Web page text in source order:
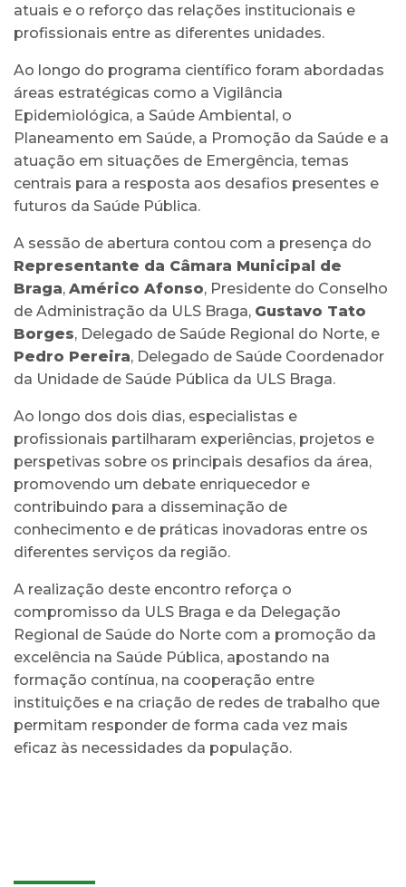
atuais e o reforço das relações institucionais e
profissionais entre as diferentes unidades.
Ao longo do programa científico foram abordadas
áreas estratégicas como a Vigilância
Epidemiológica, a Saúde Ambiental, o
Planeamento em Saúde, a Promoção da Saúde e a
atuação em situações de Emergência, temas
centrais para a resposta aos desafios presentes e
futuros da Saúde Pública.
A sessão de abertura contou com a presença do
Representante da Câmara Municipal de
Braga, Américo Afonso, Presidente do Conselho
de Administração da ULS Braga, Gustavo Tato
Borges, Delegado de Saúde Regional do Norte, e
Pedro Pereira, Delegado de Saúde Coordenador
da Unidade de Saúde Pública da ULS Braga.
Ao longo dos dois dias, especialistas e
profissionais partilharam experiências, projetos e
perspetivas sobre os principais desafios da área,
promovendo um debate enriquecedor e
contribuindo para a disseminação de
conhecimento e de práticas inovadoras entre os
diferentes serviços da região.
A realização deste encontro reforça o
compromisso da ULS Braga e da Delegação
Regional de Saúde do Norte com a promoção da
excelência na Saúde Pública, apostando na
formação contínua, na cooperação entre
instituições e na criação de redes de trabalho que
permitam responder de forma cada vez mais
eficaz às necessidades da população.